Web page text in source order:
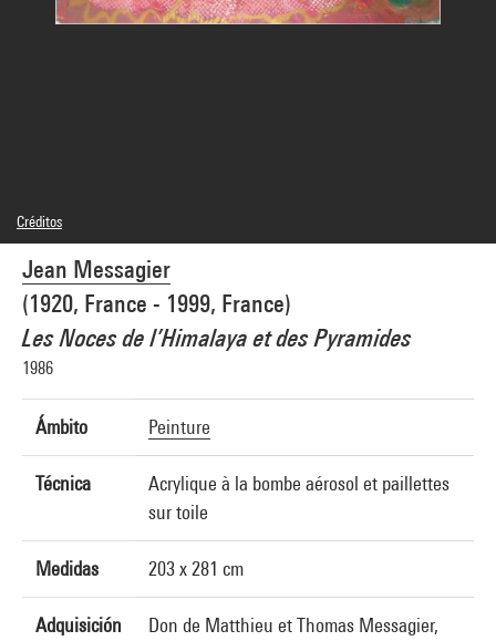
Jean Messagier
(1920, France - 1999, France)
Les Noces de l’Himalaya et des Pyramides
1986
Ámbito Peinture
Técnica
Acrylique à la bombe aérosol et paillettes
sur toile
Medidas 203 x 281 cm
Adquisición
Don de Matthieu et Thomas Messagier,
Créditos
© Adagp, Paris
Créditos fotográficos : Centre Pompidou, MNAM-CCI/Audrey Laurans/Dist.
GrandPalaisRmn
Referencia de la imagen : 4N94918
Difusión de la imagen : GrandPalaisRmnPhoto